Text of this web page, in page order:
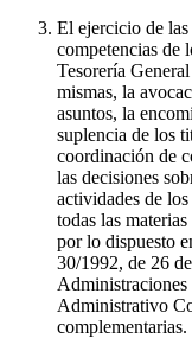
El ejercicio de
competencias de
Tesorería
mismas, la
asuntos, la
suplencia de los
coordinación de
las decisiones
actividades de
todas las
por lo dispuesto
30/1992, de 26
Administrativo
complementarias.